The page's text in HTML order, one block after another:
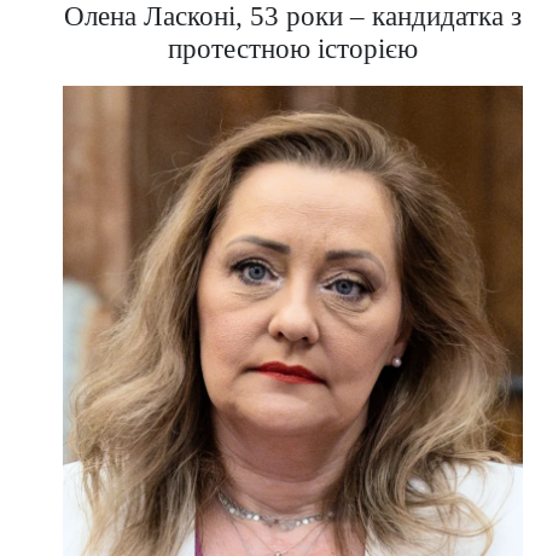
Олена Ласконі, 53 роки – кандидатка з
протестною історією